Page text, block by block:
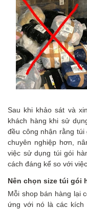
Sau khi khảo sát và
khách hàng khi sử
đều công nhận rằng
chuyên nghiệp hơn,
việc sử dụng túi gói
cách đáng kể so với
Nên chọn size túi gói
Mỗi shop bán hàng lại
ứng với nó là các kích